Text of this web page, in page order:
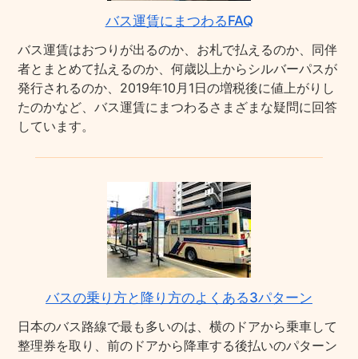
バス運賃にまつわるFAQ
バス運賃はおつりが出るのか、お札で払えるのか、同伴
者とまとめて払えるのか、何歳以上からシルバーパスが
発行されるのか、2019年10月1日の増税後に値上がりし
たのかなど、バス運賃にまつわるさまざまな疑問に回答
しています。
バスの乗り方と降り方のよくある3パターン
日本のバス路線で最も多いのは、横のドアから乗車して
整理券を取り、前のドアから降車する後払いのパターン